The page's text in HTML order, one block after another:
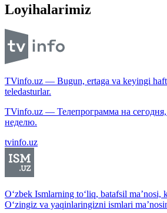
Loyihalarimiz
TVinfo.uz — Bugun, ertaga va keyingi
teledasturlar.
TVinfo.uz — Телепрограмма на
неделю.
tvinfo.uz
O‘zbek Ismlarning to‘liq, batafsil
O‘zingiz va yaqinlaringizni ismlari